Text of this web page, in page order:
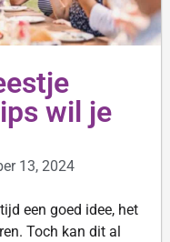
wil je
13, 2024
een goed idee, het
Toch kan dit al